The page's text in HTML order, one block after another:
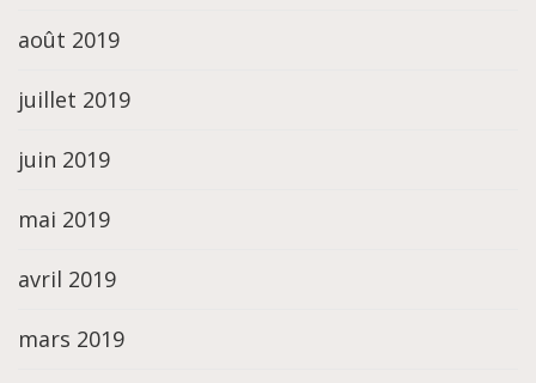
août 2019
juillet 2019
juin 2019
mai 2019
avril 2019
mars 2019